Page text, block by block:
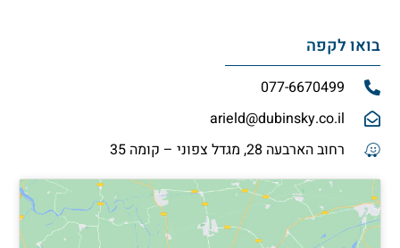
בואו לקפה
077-6670499
arield@dubinsky.co.il
רחוב הארבעה 28, מגדל צפוני – קומה 35